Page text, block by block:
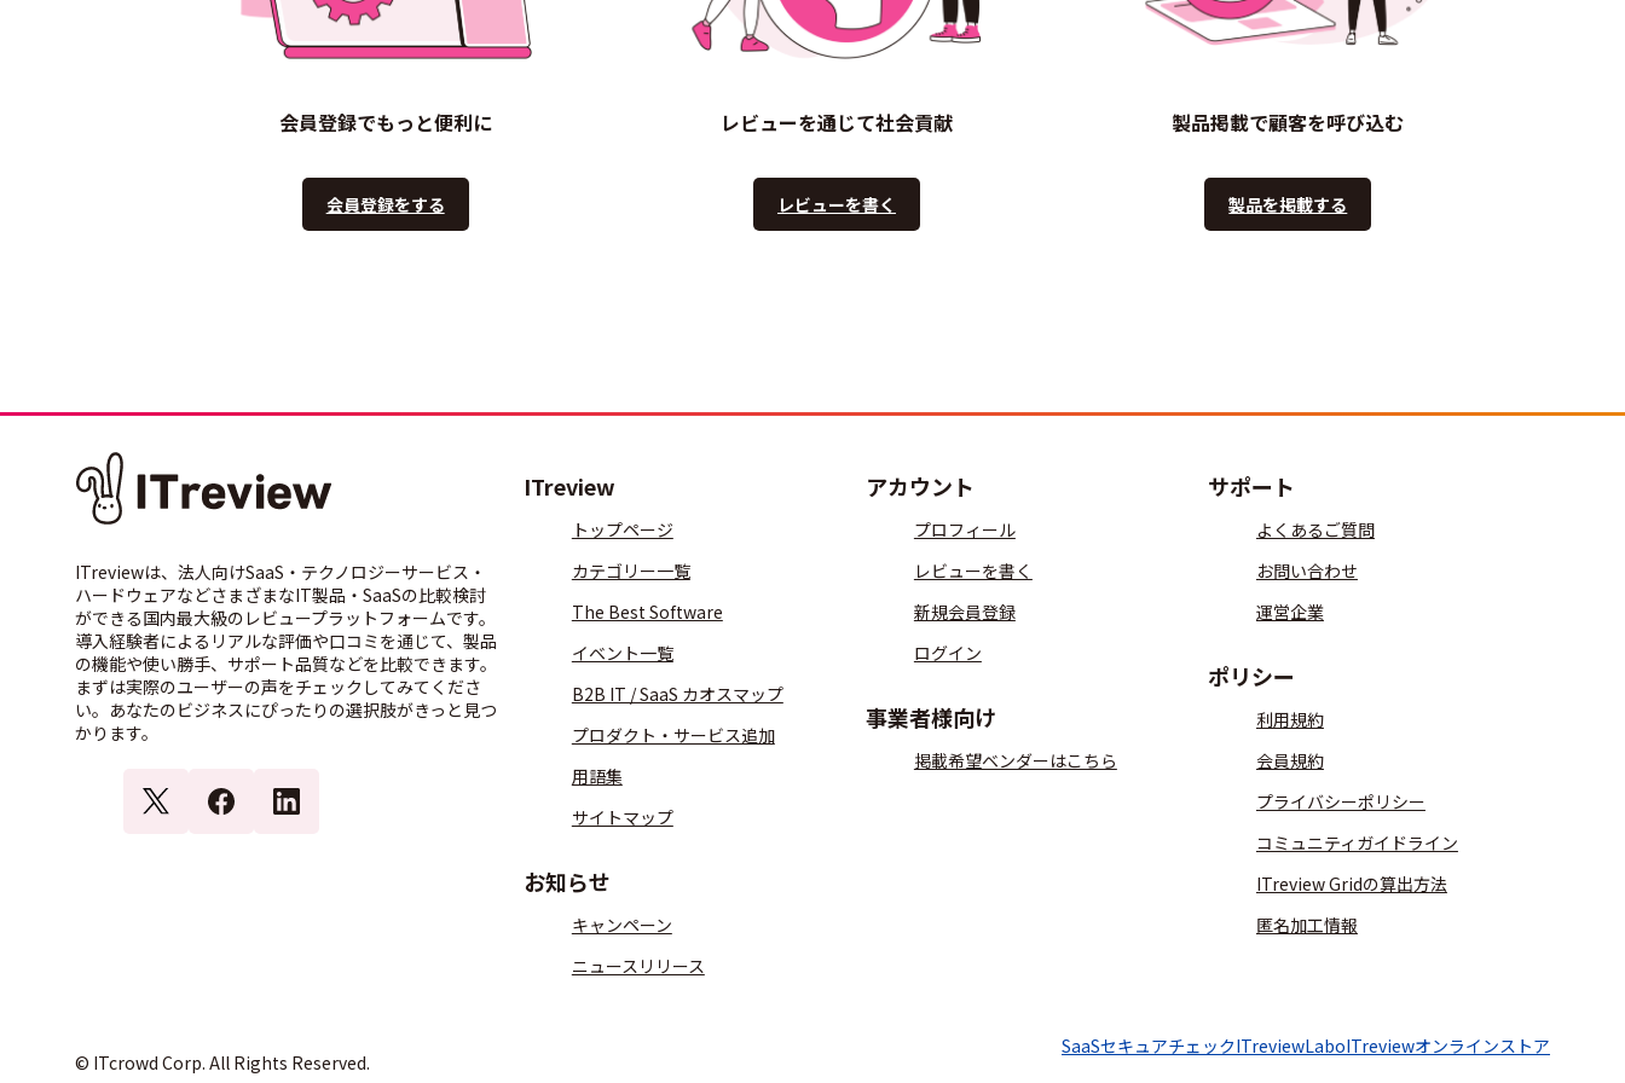
会員登録でもっと便利に
会員登録をする
レビューを通じて社会貢献
レビューを書く
製品掲載で顧客を呼び込む
製品を掲載する
ITreviewは、法人向けSaaS・テクノロジーサービス・
ハードウェアなどさまざまなIT製品・SaaSの比較検討
ができる国内最大級のレビュープラットフォームです。
導入経験者によるリアルな評価や口コミを通じて、製品
の機能や使い勝手、サポート品質などを比較できます。
まずは実際のユーザーの声をチェックしてみてくださ
い。あなたのビジネスにぴったりの選択肢がきっと見つ
かります。
ITreview
トップページ
カテゴリー一覧
The Best Software
イベント一覧
B2B IT / SaaS カオスマップ
プロダクト・サービス追加
用語集
サイトマップ
お知らせ
キャンペーン
ニュースリリース
アカウント
プロフィール
レビューを書く
新規会員登録
ログイン
事業者様向け
掲載希望ベンダーはこちら
サポート
よくあるご質問
お問い合わせ
運営企業
ポリシー
利用規約
会員規約
プライバシーポリシー
コミュニティガイドライン
ITreview Gridの算出方法
匿名加工情報
© ITcrowd Corp. All Rights Reserved.
SaaSセキュアチェックITreviewLaboITreviewオンラインストア